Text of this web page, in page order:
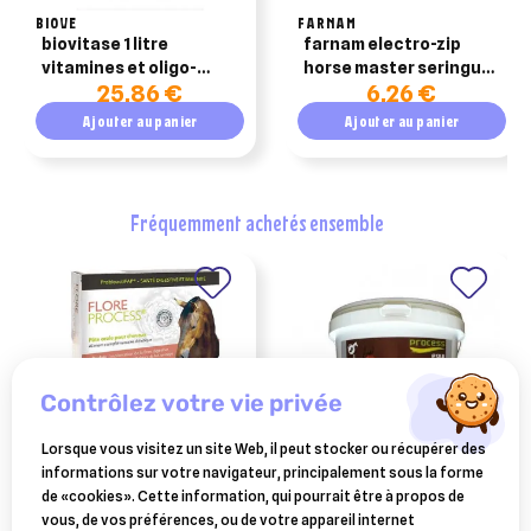
BIOVE
biovitase 1 litre
vitamines et oligo-
éléments pour eau de
boisson
25,86 €
Ajouter au panier
FARNAM
farnam electro-zip
horse master seringue
orale 30ml6,26 €
Ajouter au panier
fréquemment achetés ensemble
MSD ANIMAL - INTERVET
flore process cheval 5
MSD ANIMAL - INTERVET
equiprocess 5 kg
contrôlez votre vie privée
Lorsque vous visitez un site Web, il peut stocker ou récupérer des
informations sur votre navigateur, principalement sous la forme
de «cookies». Cette information, qui pourrait être à propos de
vous, de vos préférences, ou de votre appareil internet